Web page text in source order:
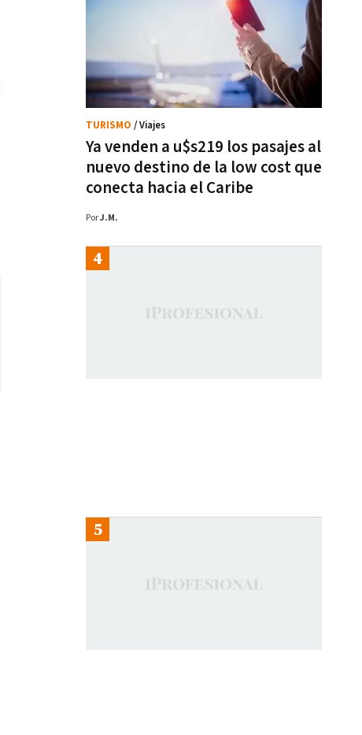
Ya venden a u$s219 los pasajes al
nuevo destino de la low cost que
conecta hacia el Caribe
TURISMO / Viajes
PorJ.M.